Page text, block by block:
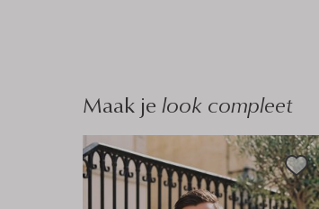
Maak je look compleet